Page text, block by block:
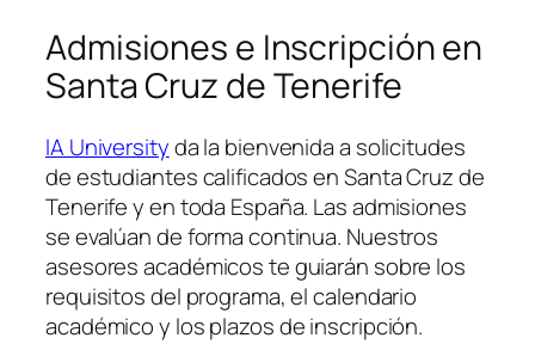
Admisiones e Inscripción en
Santa Cruz de Tenerife
IA Universityda la bienvenida a solicitudes
de estudiantes calificados en Santa Cruz de
Tenerife y en toda España. Las admisiones
se evalúan de forma continua. Nuestros
asesores académicos te guiarán sobre los
requisitos del programa, el calendario
académico y los plazos de inscripción.